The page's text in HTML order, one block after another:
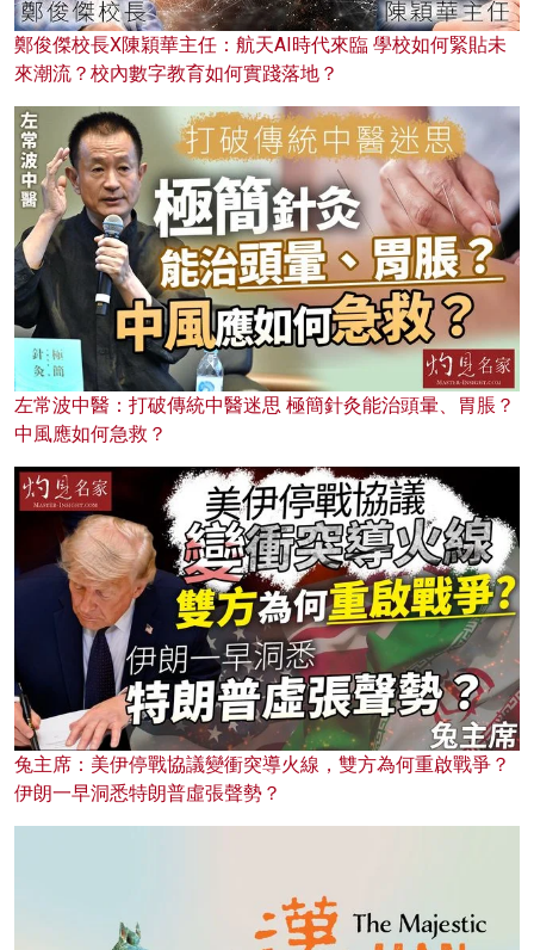
鄭俊傑校長X陳穎華主任：航天AI時代來臨 學校如何緊貼未
來潮流？校內數字教育如何實踐落地？
左常波中醫：打破傳統中醫迷思 極簡針灸能治頭暈、胃脹？
中風應如何急救？
兔主席：美伊停戰協議變衝突導火線，雙方為何重啟戰爭？
伊朗一早洞悉特朗普虛張聲勢？